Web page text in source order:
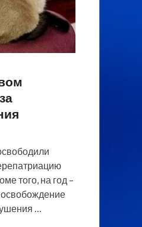
того, на год –
освобождение
…